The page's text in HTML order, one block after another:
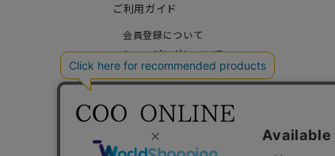
ご利用ガイド
会員登録について
ショッピングについて
お支払い方法について
ギフトラッピングについて